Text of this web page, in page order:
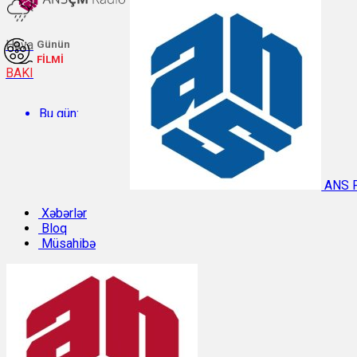
Hava
BAKI
Bu gün:
Temperatur: 27.4°C. Rütubət: 63%.
Sabah:
Günün
FİLMİ
ANS
Xəbərlər
Bloq
Müsahibə